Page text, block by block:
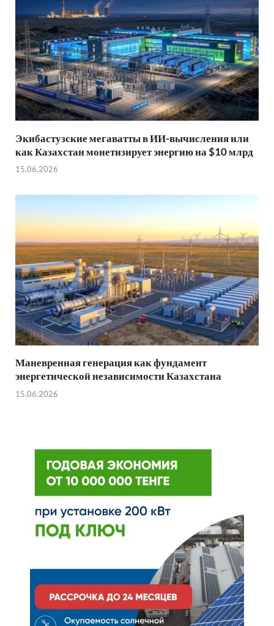
Экибастузские мегаватты в ИИ-вычисления или
как Казахстан монетизирует энергию на $10 млрд
15.06.2026
Маневренная генерация как фундамент
энергетической независимости Казахстана
15.06.2026